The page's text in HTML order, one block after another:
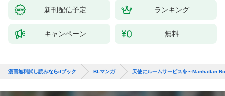
新刊配信予定 ランキング
キャンペーン 無料
漫画無料試し読みならdブック BLマンガ 天使にルームサービスを～Manhattan